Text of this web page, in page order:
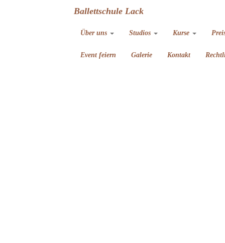
Ballettschule Lack
Über uns Studios Kurse
Event feiern Galerie Kontakt